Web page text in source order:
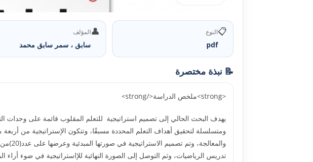
📋النوع
pdf
👤المؤلف
سابق ، سمر سابق محمد
📝 نبذة مختصرة
<strong>ملخص الدراسة</strong>
يهدف البحث الحالي إلى تصميم استراتيجية للتعلم المقلوب قائمة على وحدات
ومتسلسلة لتحقيق أهداف التعلم المحددة مسبقًا، وتتکون الإستراتيجية من أربعة
تدريس الرياضيات، وثم التوصل إلى الصورة النهائية للإاستراتيجية في ضوء أراء